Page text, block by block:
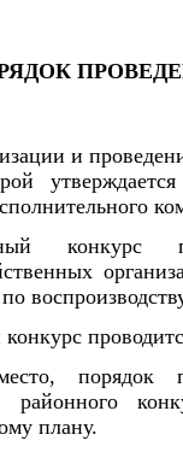
и
конкурс
порядок
районного
плану.